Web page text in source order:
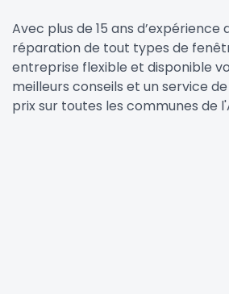
Avec plus de 15 ans d’expérience
réparation de tout types de
entreprise flexible et disponible
meilleurs conseils et un service
prix sur toutes les communes de